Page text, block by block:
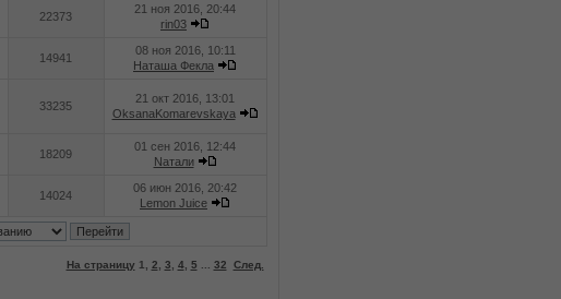
22373
21 ноя 2016, 20:44
rin03
14941
08 ноя 2016, 10:11
Наташа Фекла
33235
21 окт 2016, 13:01
OksanaKomarevskaya
18209
01 сен 2016, 12:44
Nатали
14024
06 июн 2016, 20:42
Lemon Juice
На страницу 1 2 3 4, 5 32 След.